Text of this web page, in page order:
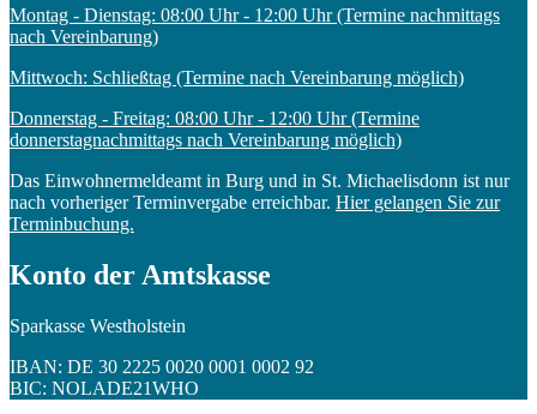
Montag - Dienstag: 08:00 Uhr - 12:00 Uhr (Termine nachmittags
nach Vereinbarung)
Mittwoch: Schließtag (Termine nach Vereinbarung möglich)
Donnerstag - Freitag: 08:00 Uhr - 12:00 Uhr (Termine
donnerstagnachmittags nach Vereinbarung möglich)
Das Einwohnermeldeamt in Burg und in St. Michaelisdonn ist nur
nach vorheriger Terminvergabe erreichbar. Hier gelangen Sie zur
Terminbuchung.
Konto der Amtskasse
Sparkasse Westholstein
IBAN: DE 30 2225 0020 0001 0002 92
BIC: NOLADE21WHO